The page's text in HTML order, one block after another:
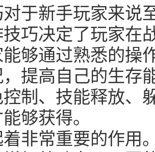
于新手玩家来说
巧决定了玩家在
够通过熟悉的操
提高自己的生存
制、技能释放、
够获得。
非常重要的作用